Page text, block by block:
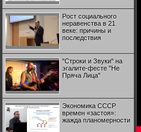
Рост социального
неравенства в 21
веке: причины и
последствия
"Строки и Звуки" на
эгалите-фесте "Не
Пряча Лица"
Экономика СССР
времен «застоя»:
жажда планомерности